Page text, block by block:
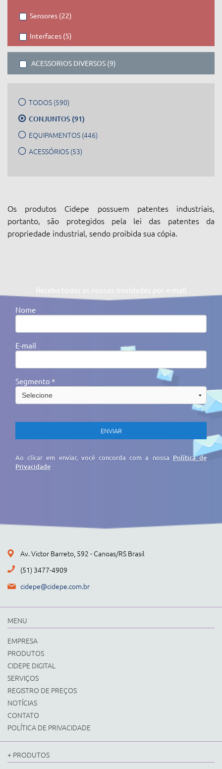
Sensores (22)
Interfaces (5)
ACESSORIOS DIVERSOS (9)
TODOS (590)
CONJUNTOS (91)
EQUIPAMENTOS (446)
ACESSÓRIOS (53)
Os produtos Cidepe possuem patentes industriais,
portanto, são protegidos pela lei das patentes da
propriedade industrial, sendo proibida sua cópia.
Receba todas as nossas novidades por e-mail
Nome
E-mail
Segmento *
Ao clicar em enviar, você concorda com a nossa Política de
Privacidade
Av. Victor Barreto, 592 - Canoas/RS Brasil
(51) 3477-4909
cidepe@cidepe.com.br
MENU
EMPRESA
PRODUTOS
CIDEPE DIGITAL
SERVIÇOS
REGISTRO DE PREÇOS
NOTÍCIAS
CONTATO
POLÍTICA DE PRIVACIDADE
+ PRODUTOS